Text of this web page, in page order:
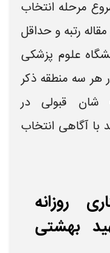
مرحله انتخاب
رتبهو حداقل
علوم پزشکی
سه منطقه ذکر
شانقبولیدر
آگاهی انتخاب
روزانه
بهشتی